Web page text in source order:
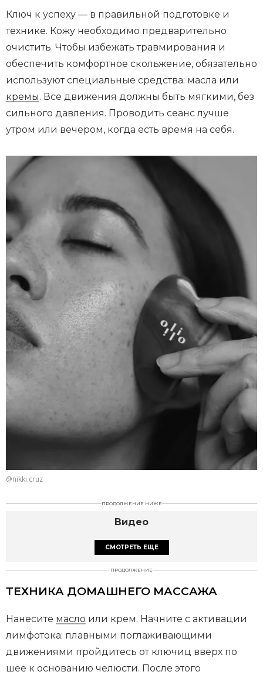
Ключ к успеху — в правильной подготовке и
технике. Кожу необходимо предварительно
очистить. Чтобы избежать травмирования и
обеспечить комфортное скольжение, обязательно
используют специальные средства: масла или
кремы. Все движения должны быть мягкими, без
сильного давления. Проводить сеанс лучше
утром или вечером, когда есть время на себя.
@nikki.cruz
ПРОДОЛЖЕНИЕ НИЖЕ
Видео
СМОТРЕТЬ ЕЩЕ
ПРОДОЛЖЕНИЕ
ТЕХНИКА ДОМАШНЕГО МАССАЖА
Нанесите масло или крем. Начните с активации
лимфотока: плавными поглаживающими
движениями пройдитесь от ключиц вверх по
шее к основанию челюсти. После этого